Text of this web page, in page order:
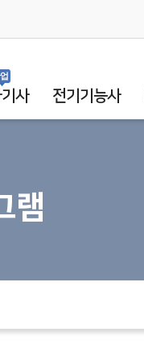
사 전기기능사
램